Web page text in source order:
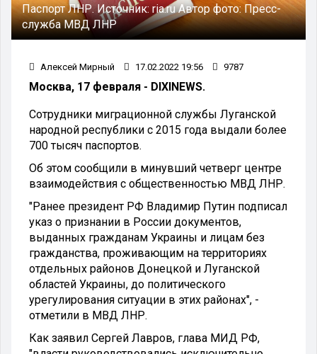
Паспорт ЛНР.Источник:ria.ruАвтор фото:Пресс-
служба МВД ЛНР
Алексей Мирный 17.02.2022 19:56 9787
Москва, 17 февраля - DIXINEWS.
Сотрудники миграционной службы Луганской
народной республики с 2015 года выдали более
700 тысяч паспортов.
Об этом сообщили в минувший четверг центре
взаимодействия с общественностью МВД ЛНР.
"Ранее президент РФ Владимир Путин подписал
указ о признании в России документов,
выданных гражданам Украины и лицам без
гражданства, проживающим на территориях
отдельных районов Донецкой и Луганской
областей Украины, до политического
урегулирования ситуации в этих районах", -
отметили в МВД ЛНР.
Как заявил Сергей Лавров, глава МИД РФ,